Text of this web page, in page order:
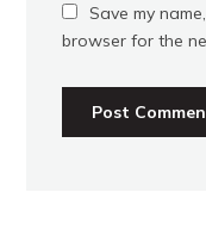
Save my
browser for the